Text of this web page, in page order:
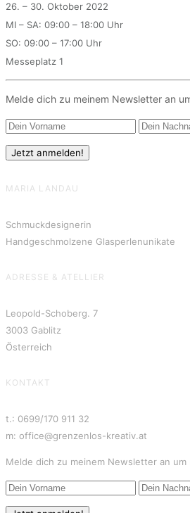
26. – 30. Oktober 2022
MI – SA: 09:00 – 18:00 Uhr
SO: 09:00 – 17:00 Uhr
Messeplatz 1
Melde dich zu meinem Newsletter an
MARIA LANDAU
Schmuckdesignerin
Handgeschmolzene Glasperlenunikate
ADRESSE & ATELLIER
Leopold-Schoberg. 7
3003 Gablitz
Österreich
KONTAKT
t.: 0699/170 911 32
m: office@grenzenlos-kreativ.at
Melde dich zu meinem Newsletter an